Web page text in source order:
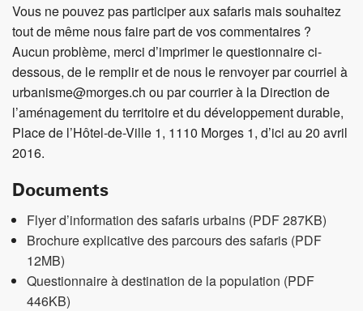
Vous ne pouvez pas participer aux safaris mais souhaitez
tout de même nous faire part de vos commentaires ?
Aucun problème, merci d’imprimer le questionnaire ci-
dessous, de le remplir et de nous le renvoyer par courriel à
urbanisme@morges.ch ou par courrier à la Direction de
l’aménagement du territoire et du développement durable,
Place de l’Hôtel-de-Ville 1, 1110 Morges 1, d’ici au 20 avril
2016.
Documents
Flyer d’information des safaris urbains (PDF 287KB)
Brochure explicative des parcours des safaris (PDF
12MB)
Questionnaire à destination de la population (PDF
446KB)